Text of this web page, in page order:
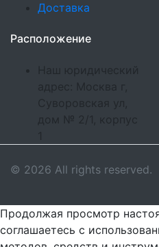
Доставка
Расположение
Наш юридический
адрес: Москва г,
Суворовская ул,
дом № 2/1, корпус
© 2026 All rights reserved.
Продолжая просмотр
соглашаетесь с